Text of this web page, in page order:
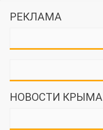
РЕКЛАМА
НОВОСТИ КРЫМА